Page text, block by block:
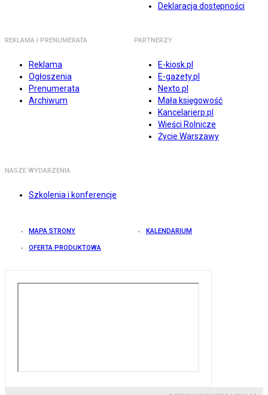
Deklaracja dostępności
REKLAMA I PRENUMERATA
Reklama
Ogłoszenia
Prenumerata
Archiwum
PARTNERZY
E-kiosk.pl
E-gazety.pl
Nexto.pl
Mała księgowość
Kancelarierp.pl
Wieści Rolnicze
Życie Warszawy
NASZE WYDARZENIA
Szkolenia i konferencje
MAPA STRONY KALENDARIUM
OFERTA PRODUKTOWA